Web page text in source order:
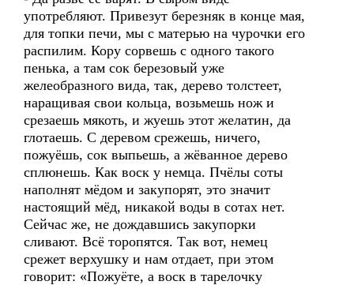
употребляют. Привезут березняк в конце мая,
для топки печи, мы с матерью на чурочки его
распилим. Кору сорвешь с одного такого
пенька, а там сок березовый уже
желеобразного вида, так, дерево толстеет,
наращивая свои кольца, возьмешь нож и
срезаешь мякоть, и жуешь этот желатин, да
глотаешь. С деревом срежешь, ничего,
пожуёшь, сок выпьешь, а жёванное дерево
сплюнешь. Как воск у немца. Пчёлы соты
наполнят мёдом и закупорят, это значит
настоящий мёд, никакой воды в сотах нет.
Сейчас же, не дождавшись закупорки
сливают. Всё торопятся. Так вот, немец
срежет верхушку и нам отдает, при этом
говорит: «Пожуёте, а воск в тарелочку